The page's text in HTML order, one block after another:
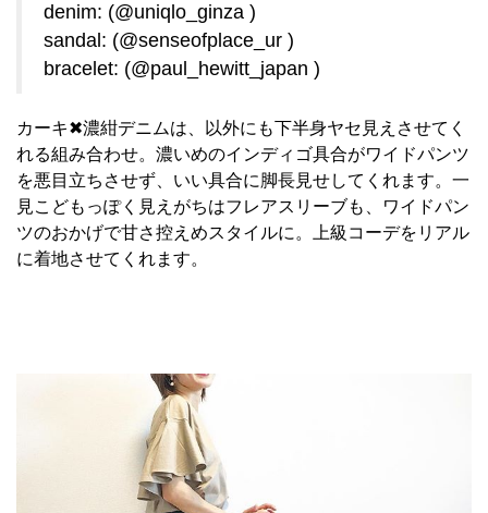
denim: (@uniqlo_ginza )
sandal: (@senseofplace_ur )
bracelet: (@paul_hewitt_japan )
カーキ✖︎濃紺デニムは、以外にも下半身ヤセ見えさせてく
れる組み合わせ。濃いめのインディゴ具合がワイドパンツ
を悪目立ちさせず、いい具合に脚長見せしてくれます。一
見こどもっぽく見えがちはフレアスリーブも、ワイドパン
ツのおかげで甘さ控えめスタイルに。上級コーデをリアル
に着地させてくれます。